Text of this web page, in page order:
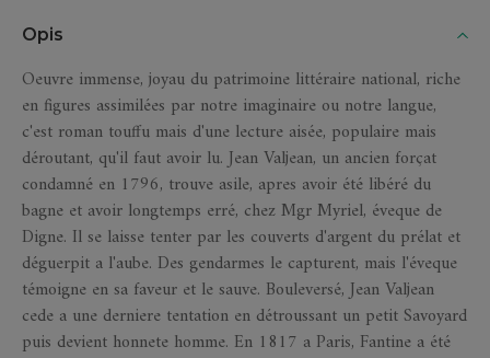
Opis
Oeuvre immense, joyau du patrimoine littéraire national, riche
en figures assimilées par notre imaginaire ou notre langue,
c'est roman touffu mais d'une lecture aisée, populaire mais
déroutant, qu'il faut avoir lu. Jean Valjean, un ancien forçat
condamné en 1796, trouve asile, apres avoir été libéré du
bagne et avoir longtemps erré, chez Mgr Myriel, éveque de
Digne. Il se laisse tenter par les couverts d'argent du prélat et
déguerpit a l'aube. Des gendarmes le capturent, mais l'éveque
témoigne en sa faveur et le sauve. Bouleversé, Jean Valjean
cede a une derniere tentation en détroussant un petit Savoyard
puis devient honnete homme. En 1817 a Paris, Fantine a été